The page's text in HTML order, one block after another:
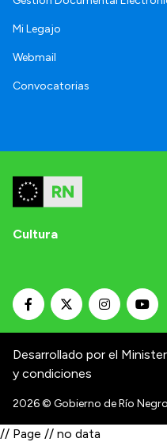
Mi Legajo
Webmail
Convocatorias
Cultura
Desarrollado por el
y condiciones
2026© Gobierno de Río Negro
// Page // no data